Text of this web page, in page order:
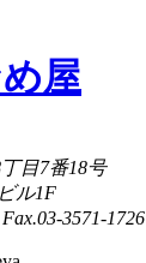
屋
目7番18号
ル1F
Fax.03-3571-1726